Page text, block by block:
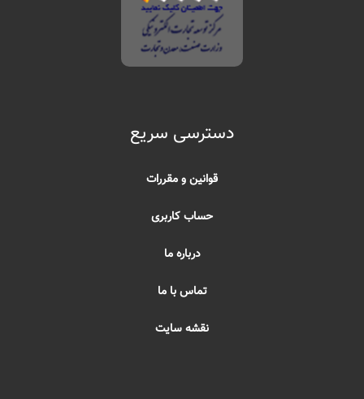
دسترسی سریع
قوانین و مقررات
حساب کاربری
درباره ما
تماس با ما
نقشه سایت